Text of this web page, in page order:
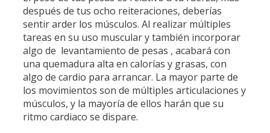
después de tus ocho reiteraciones, deberías
sentir arder los músculos. Al realizar múltiples
tareas en su uso muscular y también incorporar
algo de levantamiento de pesas , acabará con
una quemadura alta en calorías y grasas, con
algo de cardio para arrancar. La mayor parte de
los movimientos son de múltiples articulaciones y
músculos, y la mayoría de ellos harán que su
ritmo cardiaco se dispare.